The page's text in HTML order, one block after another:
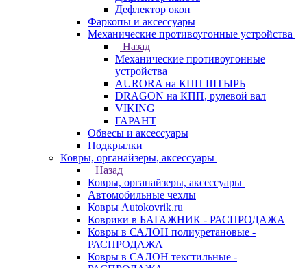
Дефлектор окон
Фаркопы и аксессуары
Механические противоугонные устройства
Назад
Механические противоугонные
устройства
AURORA на КПП ШТЫРЬ
DRAGON на КПП, рулевой вал
VIKING
ГАРАНТ
Обвесы и аксессуары
Подкрылки
Ковры, органайзеры, аксессуары
Назад
Ковры, органайзеры, аксессуары
Автомобильные чехлы
Ковры Autokovrik.ru
Коврики в БАГАЖНИК - РАСПРОДАЖА
Ковры в САЛОН полиуретановые -
РАСПРОДАЖА
Ковры в САЛОН текстильные -